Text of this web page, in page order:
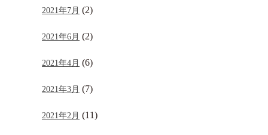
2021年7月 (2)
2021年6月 (2)
2021年4月 (6)
2021年3月 (7)
2021年2月 (11)